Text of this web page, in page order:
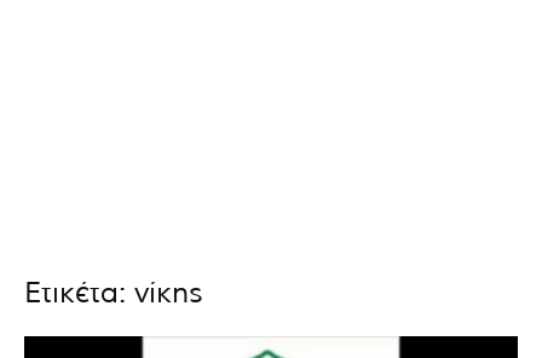
Ετικέτα: νίκης